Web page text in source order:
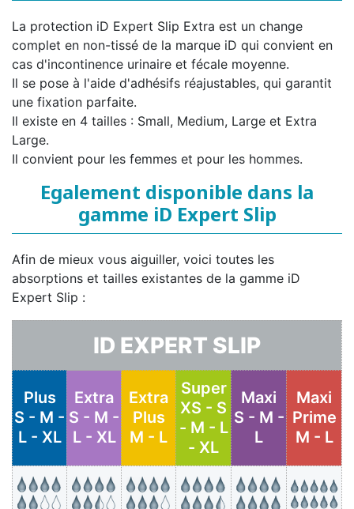
La protection iD Expert Slip Extra est un change
complet en non-tissé de la marque iD qui convient en
cas d'incontinence urinaire et fécale moyenne.
Il se pose à l'aide d'adhésifs réajustables, qui garantit
une fixation parfaite.
Il existe en 4 tailles : Small, Medium, Large et Extra
Large.
Il convient pour les femmes et pour les hommes.
Egalement disponible dans la
gamme iD Expert Slip
Afin de mieux vous aiguiller, voici toutes les
absorptions et tailles existantes de la gamme iD
Expert Slip :
ID EXPERT SLIP
Plus
S - M -
L - XL
Extra
S - M -
L - XL
Extra
Plus
M - L
Super
XS - S
- M - L
- XL
Maxi
S - M -
L
Maxi
Prime
M - L